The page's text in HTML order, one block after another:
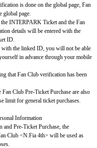
is done on the global page, Fan
global page.
INTERPARK Ticket and the Fan
details will be entered with the
ID.
the linked ID, you will not be able
in advance through your mobile
that Fan Club verification has been
Club Pre-Ticket Purchase are also
limit for general ticket purchases.
Information
and Pre-Ticket Purchase, the
Club <N.Fia 4th> will be used as